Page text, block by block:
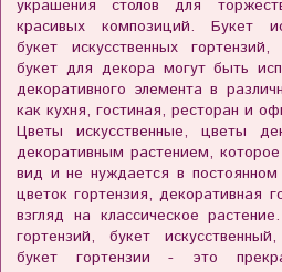
украшения столов для
красивых композиций. Букет
букет искусственных
букет для декора могут быть
декоративного элемента в
как кухня, гостиная, ресторан и
Цветы искусственные, цветы
декоративным растением,
вид и не нуждается в постоянном
цветок гортензия, декоративная
взгляд на классическое
гортензий, букет
букет гортензии - это